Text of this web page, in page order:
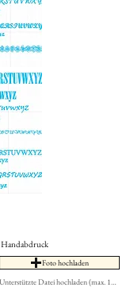
Handabdruck
Foto hochladen
Unterstützte Datei hochladen (max. 15MB)